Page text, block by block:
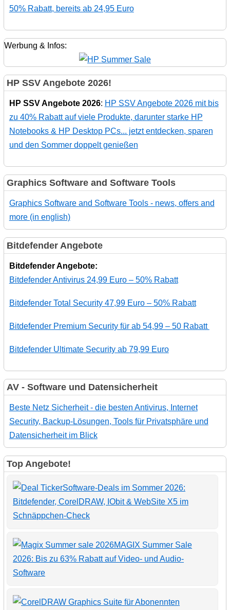
50% Rabatt, bereits ab 24,95 Euro
Werbung & Infos:
HP SSV Angebote 2026!
HP SSV Angebote 2026: HP SSV Angebote 2026 mit bis
zu 40% Rabatt auf viele Produkte, darunter starke HP
Notebooks & HP Desktop PCs... jetzt entdecken, sparen
und den Sommer doppelt genießen
Graphics Software and Software Tools
Graphics Software and Software Tools - news, offers and
more (in english)
Bitdefender Angebote
Bitdefender Angebote:
Bitdefender Antivirus 24,99 Euro – 50% Rabatt
Bitdefender Total Security 47,99 Euro – 50% Rabatt
Bitdefender Premium Security für ab 54,99 – 50 Rabatt
Bitdefender Ultimate Security ab 79,99 Euro
AV - Software und Datensicherheit
Beste Netz Sicherheit - die besten Antivirus, Internet
Security, Backup-Lösungen, Tools für Privatsphäre und
Datensicherheit im Blick
Top Angebote!
Software-Deals im Sommer 2026:
Bitdefender, CorelDRAW, IObit & WebSite X5 im
Schnäppchen-Check
MAGIX Summer Sale
2026: Bis zu 63% Rabatt auf Video- und Audio-
Software